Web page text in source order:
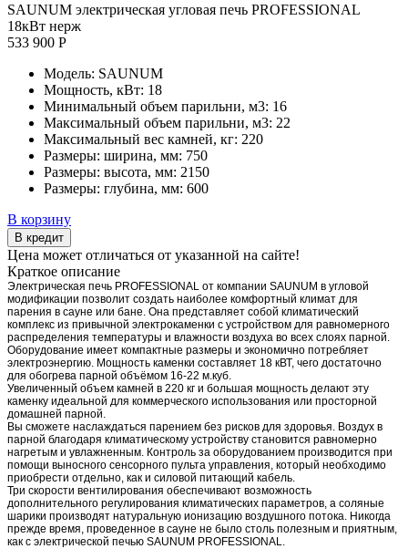
SAUNUM электрическая угловая печь PROFESSIONAL
18кВт нерж
533 900 Р
Модель: SAUNUM
Мощность, кВт: 18
Минимальный объем парильни, м3: 16
Максимальный объем парильни, м3: 22
Максимальный вес камней, кг: 220
Размеры: ширина, мм: 750
Размеры: высота, мм: 2150
Размеры: глубина, мм: 600
В корзину
В кредит
Цена может отличаться от указанной на сайте!
Краткое описание
Электрическая печь PROFESSIONAL от компании SAUNUM в угловой
модификации позволит создать наиболее комфортный климат для
парения в сауне или бане. Она представляет собой климатический
комплекс из привычной электрокаменки с устройством для равномерного
распределения температуры и влажности воздуха во всех слоях парной.
Оборудование имеет компактные размеры и экономично потребляет
электроэнергию. Мощность каменки составляет 18 кВТ, чего достаточно
для обогрева парной объёмом 16-22 м.куб.
Увеличенный объем камней в 220 кг и большая мощность делают эту
каменку идеальной для коммерческого использования или просторной
домашней парной.
Вы сможете наслаждаться парением без рисков для здоровья. Воздух в
парной благодаря климатическому устройству становится равномерно
нагретым и увлажненным. Контроль за оборудованием производится при
помощи выносного сенсорного пульта управления, который необходимо
приобрести отдельно, как и силовой питающий кабель.
Три скорости вентилирования обеспечивают возможность
дополнительного регулирования климатических параметров, а соляные
шарики производят натуральную ионизацию воздушного потока. Никогда
прежде время, проведенное в сауне не было столь полезным и приятным,
как с электрической печью SAUNUM PROFESSIONAL.